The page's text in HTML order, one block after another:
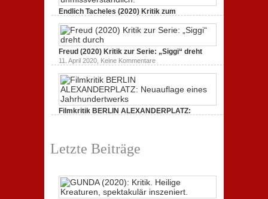
(2020):
Kritik
zum
Dokumentarfilm.
durch
ein
Amerika.
Endlich Tacheles (2020) Kritik zum
Dokumentarfilm: unverständlich,
19. Mai 2020,Keine Kommentarezu
Tacheles
(2020)
Kritik
zum
Dokumentarfilm:
unmissverständlich.
Freud (2020) Kritik zur Serie: „Siggi“ dreht
11. April 2020, Keine Kommentarezu
Freud
(2020)
zur
dreht
durch
Filmkritik BERLIN ALEXANDERPLATZ:
Letzte Beiträge